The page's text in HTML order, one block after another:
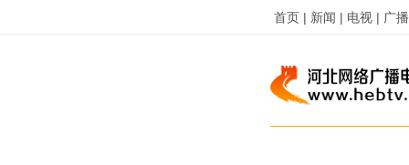
首页 | 新闻 | 电视 | 广